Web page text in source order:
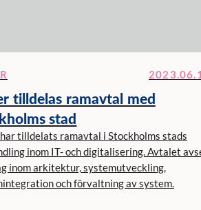
tilldelas ramavtal med
stad
tilldelats ramavtal i Stockholms stads
inom IT- och digitalisering. Avtalet
inom arkitektur, systemutveckling,
och förvaltning av system.